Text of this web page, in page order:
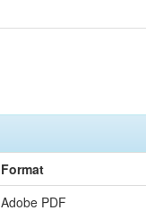
Format
Adobe PDF